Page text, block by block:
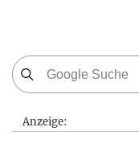
Anzeige: